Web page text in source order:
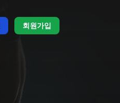
회원가입